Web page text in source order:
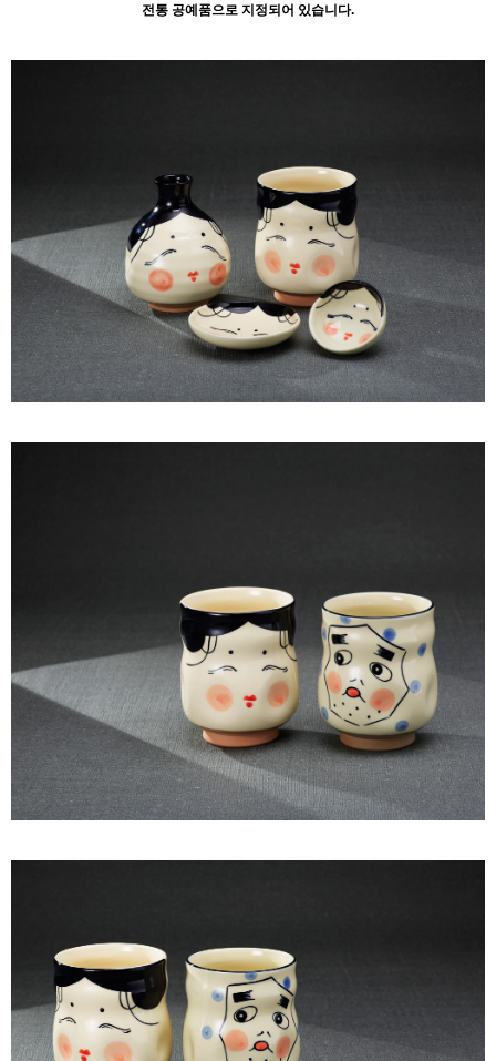
전통 공예품으로 지정되어 있습니다.